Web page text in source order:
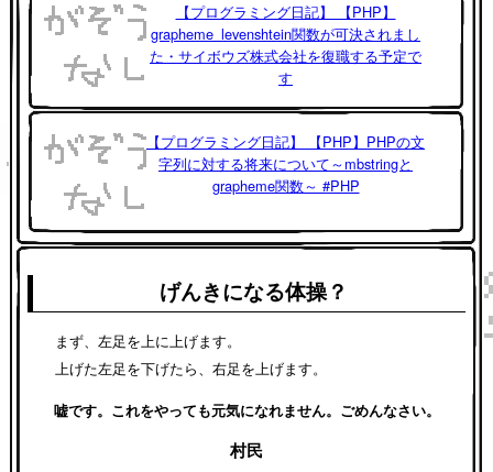
【プログラミング日記】 【PHP】
grapheme_levenshtein関数が可決されまし
た・サイボウズ株式会社を復職する予定で
す
【プログラミング日記】 【PHP】PHPの文
字列に対する将来について～mbstringと
grapheme関数～ #PHP
げんきになる体操？
まず、左足を上に上げます。
上げた左足を下げたら、右足を上げます。
嘘です。これをやっても元気になれません。ごめんなさい。
村民